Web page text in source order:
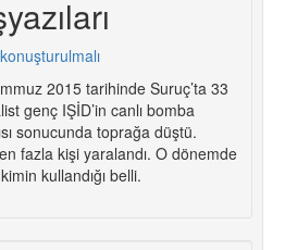
2015 tarihinde Suruç’ta 33
genç IŞİD’in canlı bomba
sonucunda toprağa düştü.
fazla kişi yaralandı. O dönemde
kullandığı belli.